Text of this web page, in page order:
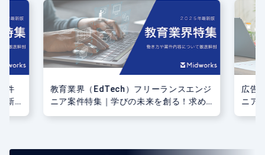
件
新
教育業界（EdTech）フリーランスエンジ
ニア案件特集｜学びの未来を創る！求め
られるスキルと開発事例
広告
ニア
広告